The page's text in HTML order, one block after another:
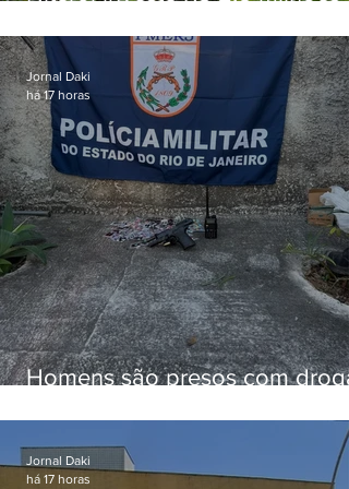
familiar para merenda escolar
Homens são presos com
Jornal Daki
há 17 horas
Jornal Daki
há 17 horas